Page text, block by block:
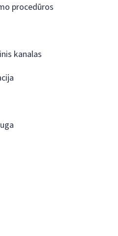
procedūros
kanalas